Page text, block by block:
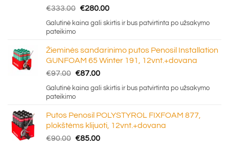
€333.00 Original
price
was:
€280.00Current
price
Galutinė kaina gali skirtis ir bus patvirtinta po užsakymo
pateikimo
Žieminės sandarinimo putos Penosil Installation
GUNFOAM 65 Winter 191, 12vnt.+dovana
€97.00 Original
price
was:
€87.00Current
price
Galutinė kaina gali skirtis ir bus patvirtinta po užsakymo
pateikimo
Putos Penosil POLYSTYROL FIXFOAM 877,
plokštėms klijuoti, 12vnt.+dovana
€90.00 Original
€85.00Current